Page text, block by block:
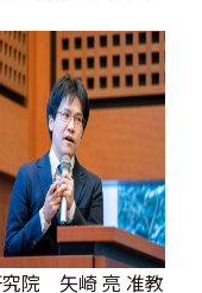
院 矢崎 亮 准教